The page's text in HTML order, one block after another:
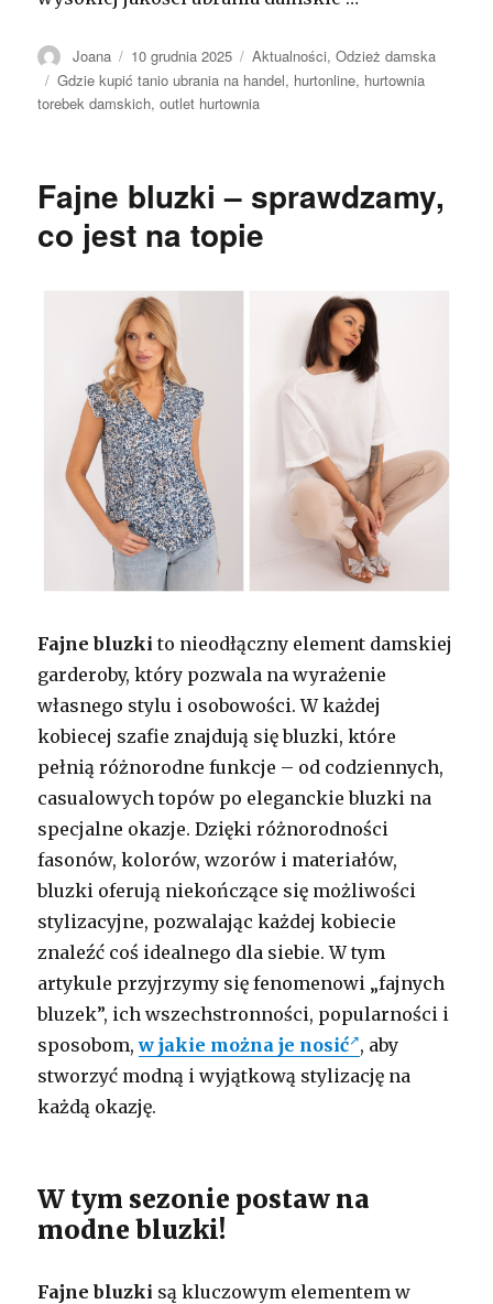
Autor
Joana Opublikowano
10 grudnia 2025 Kategorie
Aktualności,Odzież damska
Tagi
Gdzie kupić tanio ubrania na handel, hurtonline, hurtownia
torebek damskich,outlet hurtownia
Fajne bluzki – sprawdzamy,
co jest na topie
Fajne bluzki to nieodłączny element damskiej
garderoby, który pozwala na wyrażenie
własnego stylu i osobowości. W każdej
kobiecej szafie znajdują się bluzki, które
pełnią różnorodne funkcje – od codziennych,
casualowych topów po eleganckie bluzki na
specjalne okazje. Dzięki różnorodności
fasonów, kolorów, wzorów i materiałów,
bluzki oferują niekończące się możliwości
stylizacyjne, pozwalając każdej kobiecie
znaleźć coś idealnego dla siebie. W tym
artykule przyjrzymy się fenomenowi „fajnych
bluzek”, ich wszechstronności, popularności i
sposobom,w jakie można je nosić , aby
stworzyć modną i wyjątkową stylizację na
każdą okazję.
W tym sezonie postaw na
modne bluzki!
Fajne bluzki są kluczowym elementem w